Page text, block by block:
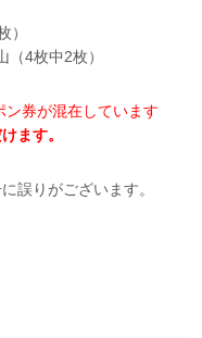
）
4枚中2枚）
券が混在しています
ます。
誤りがございます。